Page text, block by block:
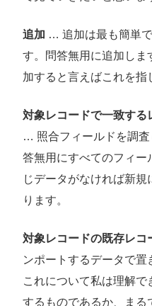
追加 … 追加は最も簡単
す。問答無用に追加しま
加すると言えばこれを指
対象レコードで一致する
… 照合フィールドを調
答無用にすべてのフィー
じデータがなければ新
ります。
対象レコードの既存レコ
ンポートするデータで置
これについて私は理解
するものであるか、まる